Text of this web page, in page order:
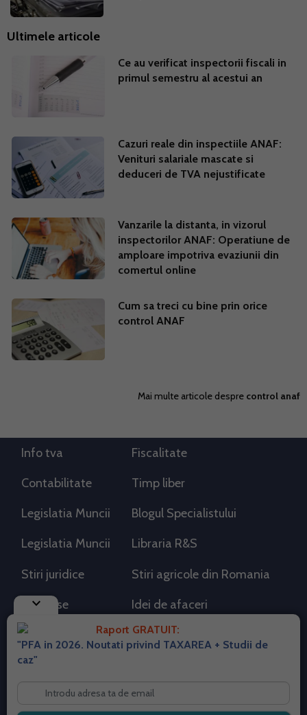
Ultimele articole
Ce au verificat inspectorii fiscali in
primul semestru al acestui an
Cazuri reale din inspectiile ANAF:
Venituri salariale mascate si
deduceri de TVA nejustificate
Vanzarile la distanta, in vizorul
inspectorilor ANAF: Operatiune de
amploare impotriva evaziunii din
comertul online
Cum sa treci cu bine prin orice
control ANAF
Mai multe articole despre control anaf
keyboard_arrow_down
Raport GRATUIT:
"PFA in 2026. Noutati privind TAXAREA + Studii de
caz"
Info tva Fiscalitate
Contabilitate Timp liber
Legislatia Muncii Blogul Specialistului
Legislatia Muncii Libraria R&S
Stiri juridice Stiri agricole din Romania
AdSense Idei de afaceri
RSS Flux RSS 2.0
Despre cookies
Termeni si conditii
Contact